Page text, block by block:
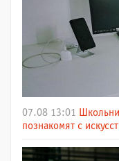
07.08 13:01
познакомят с